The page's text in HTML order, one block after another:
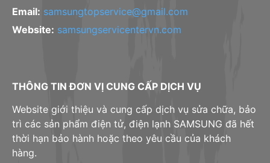
Email: samsungtopservice@gmail.com
Website: samsungservicentervn.com
THÔNG TIN ĐƠN VỊ CUNG CẤP DỊCH VỤ
Website giới thiệu và cung cấp dịch vụ sửa chữa, bảo
trì các sản phẩm điện tử, điện lạnh SAMSUNG đã hết
thời hạn bảo hành hoặc theo yêu cầu của khách
hàng.